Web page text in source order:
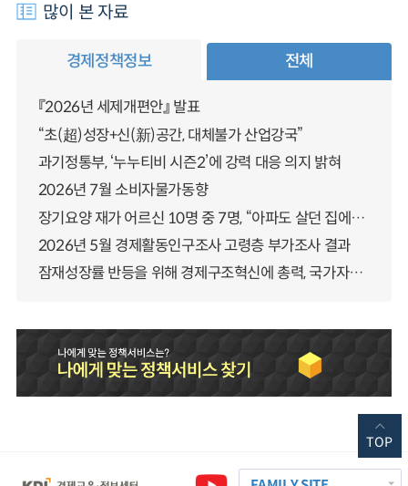
많이 본 자료
경제정책정보 전체
『2026년 세제개편안』 발표
“초(超)성장+신(新)공간, 대체불가 산업강국”
과기정통부, ‘누누티비 시즌2’에 강력 대응 의지 밝혀
2026년 7월 소비자물가동향
장기요양 재가 어르신 10명 중 7명, “아파도 살던 집에서 살겠다” 「2025년 장기요양실태조사」 결과 발표
2026년 5월 경제활동인구조사 고령층 부가조사 결과
잠재성장률 반등을 위해 경제구조혁신에 총력, 국가자산 관리체계 대전환
TOP